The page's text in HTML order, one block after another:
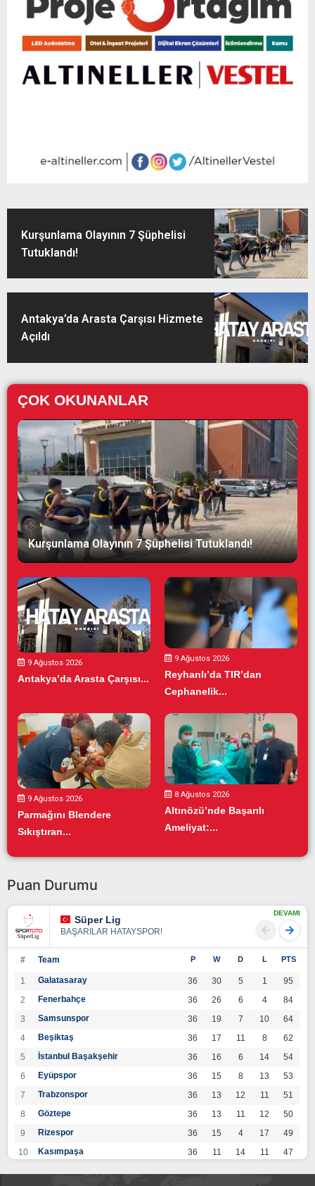
Kurşunlama Olayının 7 Şüphelisi
Tutuklandı!
Antakya’da Arasta Çarşısı Hizmete
Açıldı
ÇOK OKUNANLAR
Kurşunlama Olayının 7 Şüphelisi Tutuklandı!
9 Ağustos 2026
Antakya’da Arasta Çarşısı...
9 Ağustos 2026
Reyhanlı’da TIR’dan
Cephanelik...
9 Ağustos 2026
Parmağını Blendere
Sıkıştıran...
8 Ağustos 2026
Altınözü’nde Başarılı
Ameliyat:...
Puan Durumu
Süper Lig
BAŞARILAR HATAYSPOR!
DEVAMI
# Team P W D L PTS
1 Galatasaray 36 30 5 1
95
2
Fenerbahçe 36 26 6 4
84
3
Samsunspor 36 19 7 10
64
4
Beşiktaş 36 17 11 8
62
5
İstanbul Başakşehir 36 16 6 14
54
6
Eyüpspor 36 15 8 13
53
7
Trabzonspor 36 13 12 11
51
8
Göztepe 36 13 11 12
50
9
Rizespor 36 15 4 17
49
10
Kasımpaşa 36 11 14 11
47